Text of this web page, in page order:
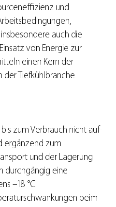
und
auch die
von Energie zur
einen Kern der
der Tiefkühlbranche
zum Verbrauch nicht auf-
ergänzend zum
und der Lagerung
durchgängig eine
–18 °C
beim